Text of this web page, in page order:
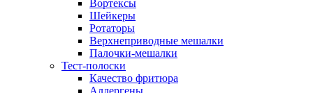
Вортексы
Шейкеры
Ротаторы
Верхнеприводные мешалки
Палочки-мешалки
Тест-полоски
Качество фритюра
Аллергены